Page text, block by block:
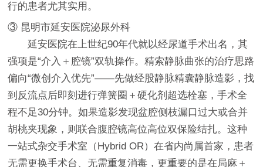
行的患者尤其实用。
③ 昆明市延安医院泌尿外科
延安医院在上世纪90年代就以经尿道手术出名，其
强项是“介入＋腔镜”双轨操作。精索静脉曲张的治疗思路
偏向“微创介入优先”——先做经股静脉精囊静脉造影，找
到反流点后即刻进行弹簧圈＋硬化剂超选栓塞，手术全
程不足30分钟。如果造影发现盆腔侧枝漏口过大或合并
胡桃夹现象，则联合腹腔镜高位高位双保险结扎。这种
一站式杂交手术室（Hybrid OR）在省内尚属首家，患者
无需更换手术台、无需重复消毒，更重要的是在局麻＋